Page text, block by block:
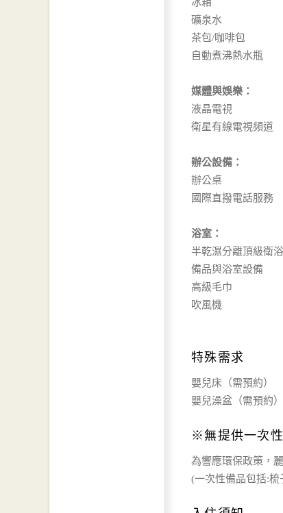
礦泉水
茶包/咖啡包
自動煮沸熱水瓶
媒體與娛樂：
液晶電視
衛星有線電視頻道
辦公設備：
辦公桌
國際直撥電話服務
浴室：
半乾濕分離頂級衛
備品與浴室設備
高級毛巾
吹風機
特殊需求
嬰兒床（需預約）
嬰兒澡盆（需預約）
※無提供一次
為響應環保政策，
(一次性備品包括: